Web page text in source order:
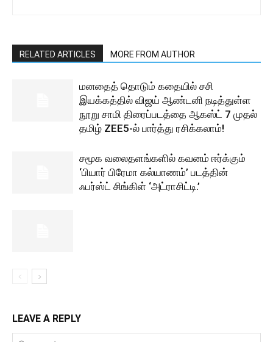
RELATED ARTICLES MORE FROM AUTHOR
மனதைத் தொடும் கதையில் சசி
இயக்கத்தில் விஜய் ஆண்டனி நடித்துள்ள
நூறு சாமி திரைப்படத்தை ஆகஸ்ட் 7 முதல்
தமிழ் ZEE5-ல் பார்த்து ரசிக்கலாம்!
சமூக வலைதளங்களில் கவனம் ஈர்க்கும்
‘பியார் பிரேமா கல்யாணம்’ படத்தின்
ஃபர்ஸ்ட் சிங்கிள் ‘அட்ராசிட்டி.’
LEAVE A REPLY